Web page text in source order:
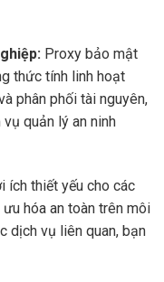
Proxy bảo mật
thức tính linh hoạt
phân phối tài nguyên,
quản lý an ninh
ích thiết yếu cho các
hóa an toàn trên môi
dịch vụ liên quan, bạn